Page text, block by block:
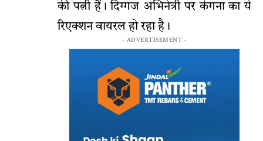
की पत्नी हैं। दिग्गज अभिनेत्री पर कंगना का ये
रिएक्शन वायरल हो रहा है।
- ADVERTISEMENT -